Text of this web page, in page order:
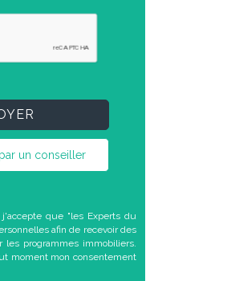
un conseiller
que "les Experts du
afin de recevoir des
les programmes immobiliers.
moment mon consentement